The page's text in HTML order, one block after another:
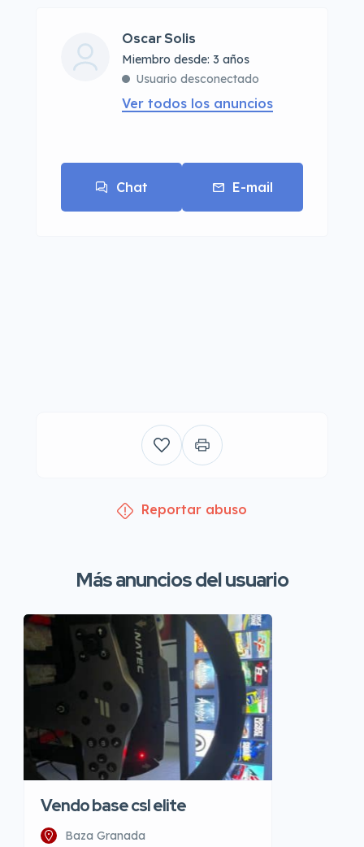
Oscar Solis
Miembro desde: 3 años
Usuario desconectado
Ver todos los anuncios
Chat E-mail
Reportar abuso
Más anuncios del usuario
Vendo base csl elite
Baza Granada